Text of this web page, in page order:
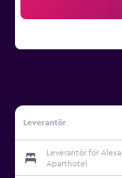
Leverantör
Leverantör för
Aparthotel